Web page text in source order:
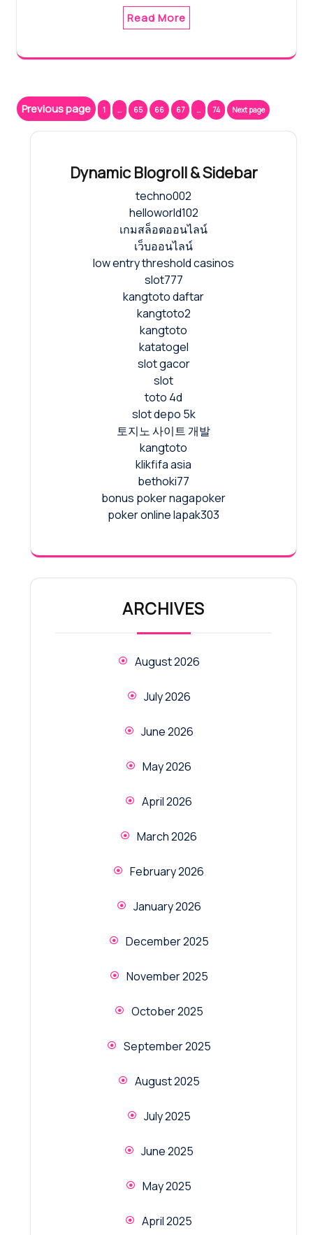
Read More
Posts
pagination
Previous page Page
1 … Page
65 Page
66 Page
67 … Page
74 Next page
Dynamic Blogroll & Sidebar
techno002
helloworld102
เกมสล็อตออนไลน์
เว็บออนไลน์
low entry threshold casinos
slot777
kangtoto daftar
kangtoto2
kangtoto
katatogel
slot gacor
slot
toto 4d
slot depo 5k
토지노 사이트 개발
kangtoto
klikfifa asia
bethoki77
bonus poker nagapoker
poker online lapak303
ARCHIVES
August 2026
July 2026
June 2026
May 2026
April 2026
March 2026
February 2026
January 2026
December 2025
November 2025
October 2025
September 2025
August 2025
July 2025
June 2025
May 2025
April 2025